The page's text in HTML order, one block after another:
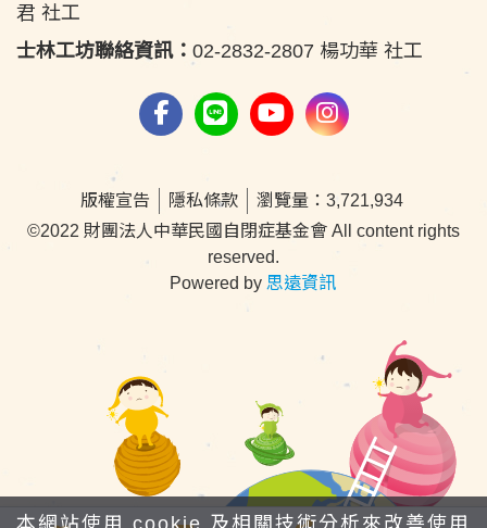
君 社工
士林工坊聯絡資訊： 02-2832-2807 楊功華 社工
版權宣告 隱私條款
瀏覽量：3,721,934
©2022 財團法人中華民國自閉症基金會 All content rights
reserved.
Powered by 思遠資訊
本網站使用 cookie 及相關技術分析來改善使用